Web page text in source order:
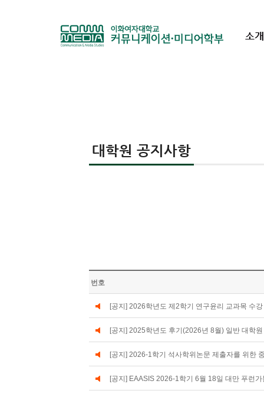
소개
번호
[공지] 2026학년도 제2학기 연구윤리 교과목 수
[공지] 2025학년도 후기(2026년 8월) 일반 대학
[공지] 2026-1학기 석사학위논문 제출자를 위한
[공지] EAASIS 2026-1학기 6월 18일 대만 푸런
대학원 공지사항